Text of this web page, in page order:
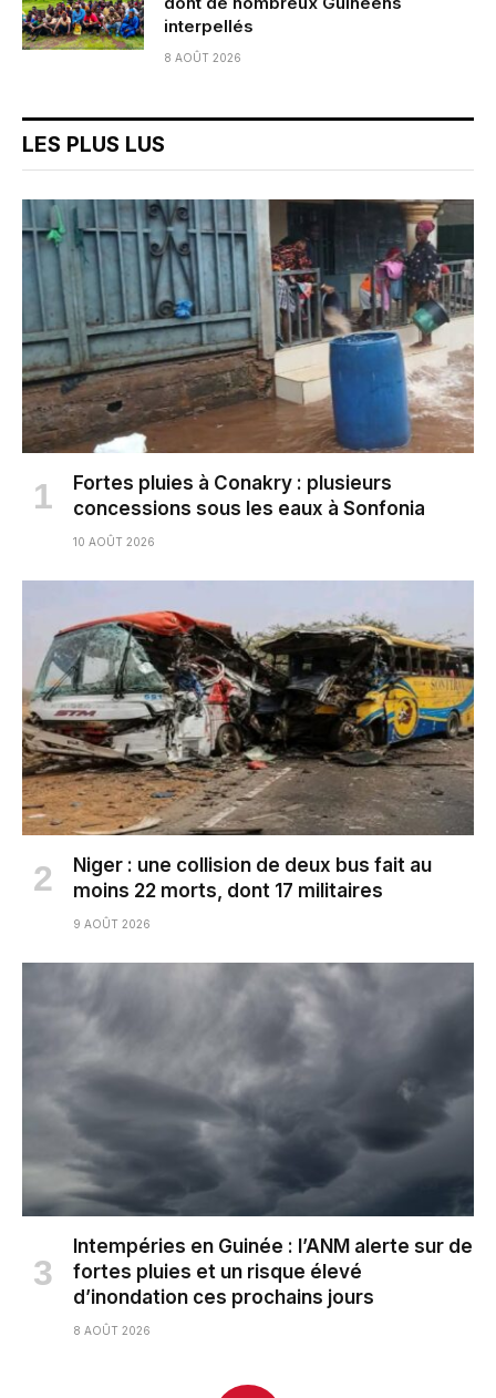
interpellés
8 AOÛT 2026
LES PLUS LUS
Fortes pluies à Conakry : plusieurs
concessions sous les eaux à Sonfonia
10 AOÛT 2026
Niger : une collision de deux bus fait au
moins 22 morts, dont 17 militaires
9 AOÛT 2026
Intempéries en Guinée : l’ANM alerte sur de
fortes pluies et un risque élevé
d’inondation ces prochains jours
8 AOÛT 2026